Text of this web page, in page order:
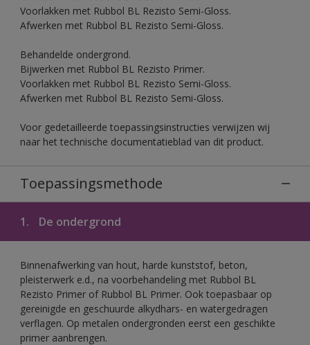
Voorlakken met Rubbol BL Rezisto Semi-Gloss.
Afwerken met Rubbol BL Rezisto Semi-Gloss.
Behandelde ondergrond.
Bijwerken met Rubbol BL Rezisto Primer.
Voorlakken met Rubbol BL Rezisto Semi-Gloss.
Afwerken met Rubbol BL Rezisto Semi-Gloss.
Voor gedetailleerde toepassingsinstructies verwijzen wij
naar het technische documentatieblad van dit product.
Toepassingsmethode
1. De ondergrond
Binnenafwerking van hout, harde kunststof, beton,
pleisterwerk e.d., na voorbehandeling met Rubbol BL
Rezisto Primer of Rubbol BL Primer. Ook toepasbaar op
gereinigde en geschuurde alkydhars- en watergedragen
verflagen. Op metalen ondergronden eerst een geschikte
primer aanbrengen.